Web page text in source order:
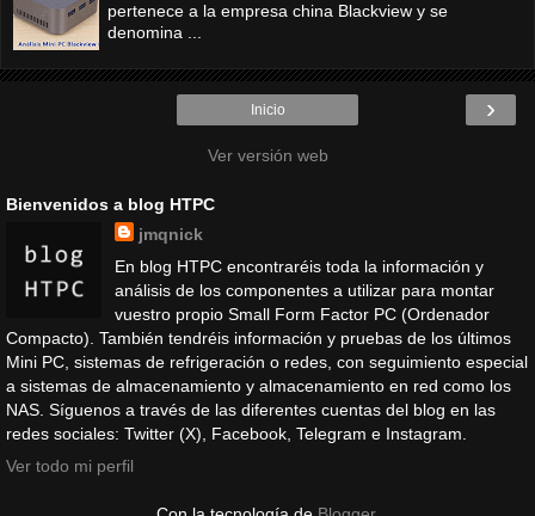
pertenece a la empresa china Blackview y se
denomina ...
›
Inicio
Ver versión web
Bienvenidos a blog HTPC
jmqnick
En blog HTPC encontraréis toda la información y
análisis de los componentes a utilizar para montar
vuestro propio Small Form Factor PC (Ordenador
Compacto). También tendréis información y pruebas de los últimos
Mini PC, sistemas de refrigeración o redes, con seguimiento especial
a sistemas de almacenamiento y almacenamiento en red como los
NAS. Síguenos a través de las diferentes cuentas del blog en las
redes sociales: Twitter (X), Facebook, Telegram e Instagram.
Ver todo mi perfil